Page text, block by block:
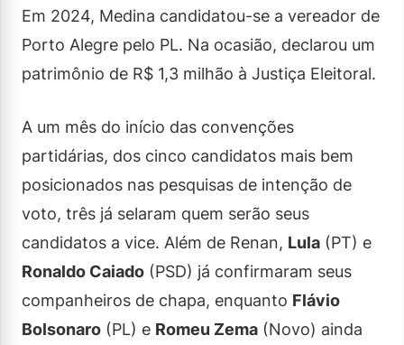
Em 2024, Medina candidatou-se a vereador de
Porto Alegre pelo PL. Na ocasião, declarou um
patrimônio de R$ 1,3 milhão à Justiça Eleitoral.
A um mês do início das convenções
partidárias, dos cinco candidatos mais bem
posicionados nas pesquisas de intenção de
voto, três já selaram quem serão seus
candidatos a vice. Além de Renan, Lula (PT) e
Ronaldo Caiado (PSD) já confirmaram seus
companheiros de chapa, enquanto Flávio
Bolsonaro (PL) e Romeu Zema (Novo) ainda